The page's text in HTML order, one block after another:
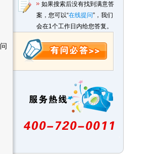
如果搜索后没有找到满意答
案，您可以“在线提问”，我们
会在1个工作日内给您答复。